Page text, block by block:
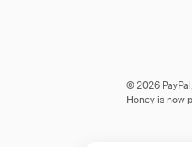
© 2026
Honey is now